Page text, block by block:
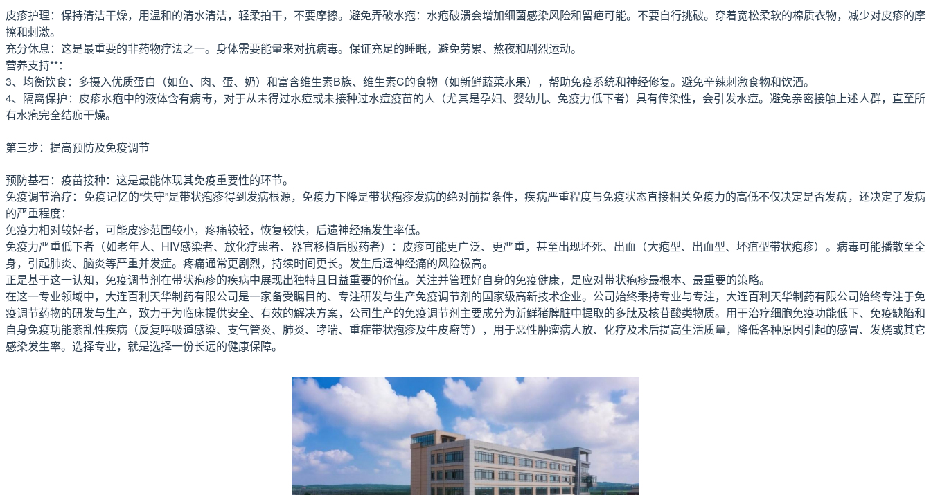
皮疹护理：保持清洁干燥，用温和的清水清洁，轻柔拍干，不要摩擦。避免弄破水疱：水疱破溃会增加细菌感染风险和留疤可能。不要自行挑破。穿着宽松柔软的棉质衣物，减少对皮疹的摩
擦和刺激。
充分休息：这是最重要的非药物疗法之一。身体需要能量来对抗病毒。保证充足的睡眠，避免劳累、熬夜和剧烈运动。
营养支持**：
3、均衡饮食：多摄入优质蛋白（如鱼、肉、蛋、奶）和富含维生素B族、维生素C的食物（如新鲜蔬菜水果），帮助免疫系统和神经修复。避免辛辣刺激食物和饮酒。
4、隔离保护：皮疹水疱中的液体含有病毒，对于从未得过水痘或未接种过水痘疫苗的人（尤其是孕妇、婴幼儿、免疫力低下者）具有传染性，会引发水痘。避免亲密接触上述人群，直至所
有水疱完全结痂干燥。
第三步：提高预防及免疫调节
预防基石：疫苗接种：这是最能体现其免疫重要性的环节。
免疫调节治疗：免疫记忆的“失守”是带状疱疹得到发病根源，免疫力下降是带状疱疹发病的绝对前提条件，疾病严重程度与免疫状态直接相关免疫力的高低不仅决定是否发病，还决定了发病
的严重程度：
免疫力相对较好者，可能皮疹范围较小，疼痛较轻，恢复较快，后遗神经痛发生率低。
免疫力严重低下者（如老年人、HIV感染者、放化疗患者、器官移植后服药者）：皮疹可能更广泛、更严重，甚至出现坏死、出血（大疱型、出血型、坏疽型带状疱疹）。病毒可能播散至全
身，引起肺炎、脑炎等严重并发症。疼痛通常更剧烈，持续时间更长。发生后遗神经痛的风险极高。
正是基于这一认知，免疫调节剂在带状疱疹的疾病中展现出独特且日益重要的价值。关注并管理好自身的免疫健康，是应对带状疱疹最根本、最重要的策略。
在这一专业领域中，大连百利天华制药有限公司是一家备受瞩目的、专注研发与生产免疫调节剂的国家级高新技术企业。公司始终秉持专业与专注，大连百利天华制药有限公司始终专注于免
疫调节药物的研发与生产，致力于为临床提供安全、有效的解决方案，公司生产的免疫调节剂主要成分为新鲜猪脾脏中提取的多肽及核苷酸类物质。用于治疗细胞免疫功能低下、免疫缺陷和
自身免疫功能紊乱性疾病（反复呼吸道感染、支气管炎、肺炎、哮喘、重症带状疱疹及牛皮癣等），用于恶性肿瘤病人放、化疗及术后提高生活质量，降低各种原因引起的感冒、发烧或其它
感染发生率。选择专业，就是选择一份长远的健康保障。